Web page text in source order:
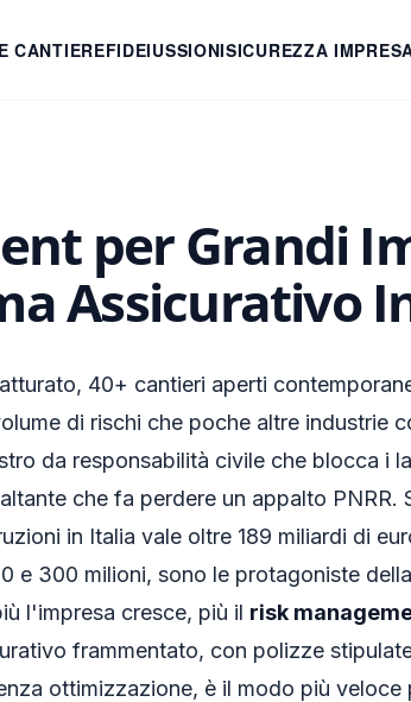
CANTIEREFIDEIUSSIONISICUREZZA
per Grandi
Assicurativo
40+ cantieri aperti
di rischi che poche altre industrie
da responsabilità civile che blocca i
che fa perdere un appalto PNRR.
in Italia vale oltre 189 miliardi di
e 300 milioni, sono le protagoniste
l'impresa cresce, più il risk
frammentato, con polizze
ottimizzazione, è il modo più veloce